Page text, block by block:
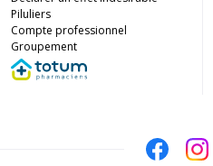
Piluliers
Compte professionnel
Groupement